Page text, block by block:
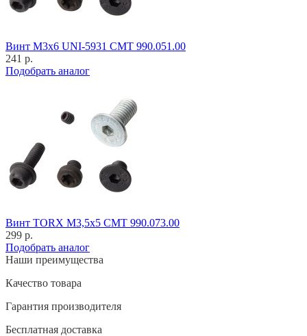
Винт M3x6 UNI-5931 CMT 990.051.00
241 р.
Подобрать аналог
Винт TORX M3,5x5 CMT 990.073.00
299 р.
Подобрать аналог
Наши преимущества
Качество товара
Гарантия производителя
Бесплатная доставка